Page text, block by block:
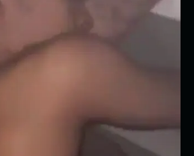
vídeo